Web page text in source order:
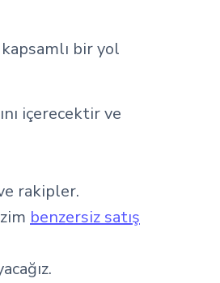
bir yol
içerecektir ve
rakipler.
benzersiz satış